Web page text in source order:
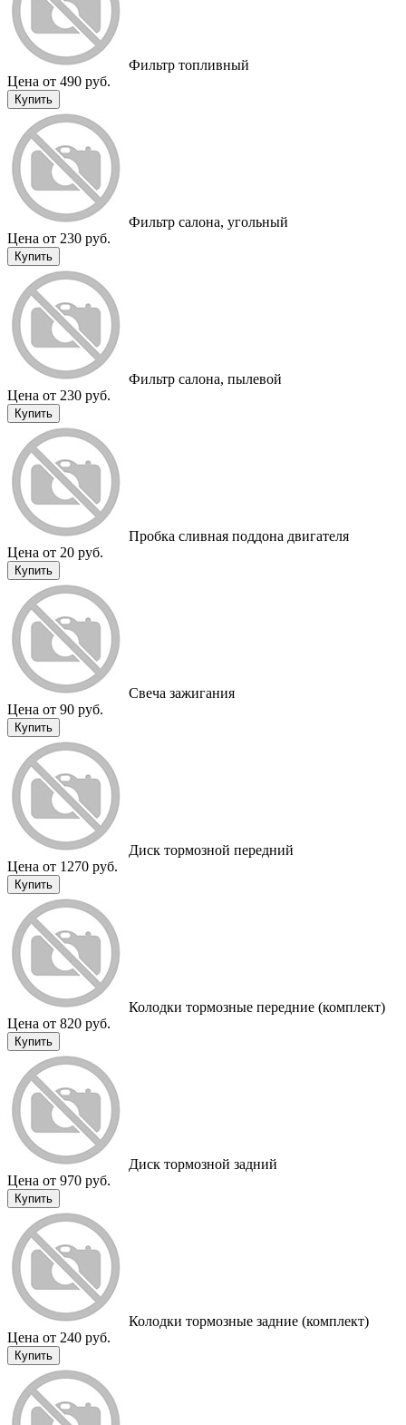
Фильтр топливный
Цена от 490 руб.
Купить
Фильтр салона, угольный
Цена от 230 руб.
Купить
Фильтр салона, пылевой
Цена от 230 руб.
Купить
Пробка сливная поддона двигателя
Цена от 20 руб.
Купить
Свеча зажигания
Цена от 90 руб.
Купить
Диск тормозной передний
Цена от 1270 руб.
Купить
Колодки тормозные передние (комплект)
Цена от 820 руб.
Купить
Диск тормозной задний
Цена от 970 руб.
Купить
Колодки тормозные задние (комплект)
Цена от 240 руб.
Купить